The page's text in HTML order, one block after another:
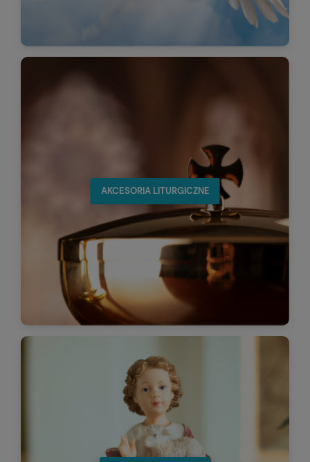
AKCESORIA LITURGICZNE